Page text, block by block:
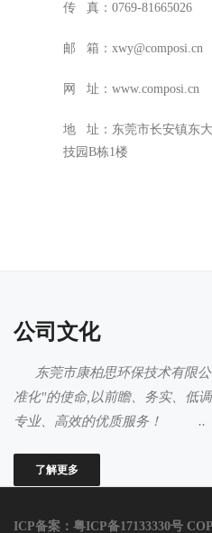
传 真： 0769-81665026
邮 箱：xwy@composi.cn
网 址：www.composi.cn
地 址： 东莞市长安镇东
技园B栋1楼
公司文化
东莞市康柏思环保技术有限公
准化"的使命,以前瞻、务实、低
专业、高效的优质服务！ ..
了解更多
ICP备案：粤ICP备17133330号